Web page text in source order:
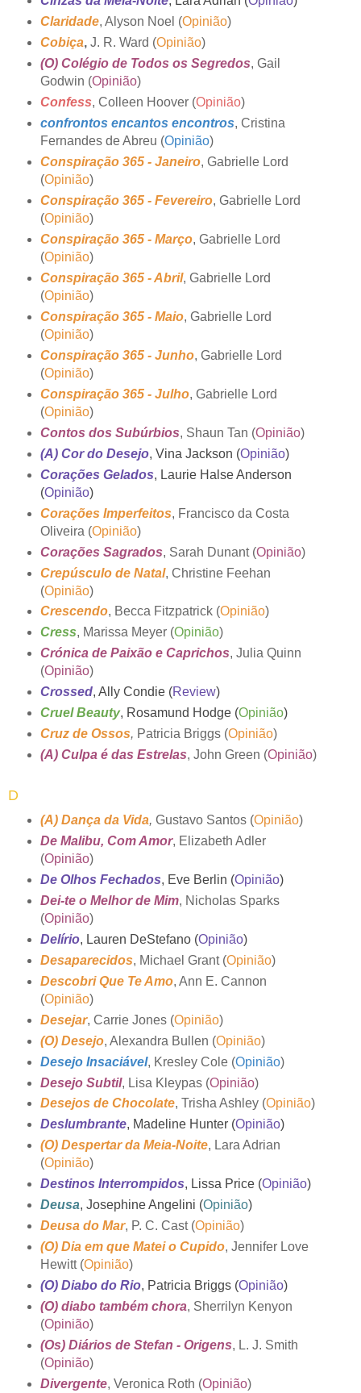
Claridade, Alyson Noel (Opinião)
Cobiça,J. R. Ward (Opinião)
(O) Colégio de Todos os Segredos, Gail
Godwin (Opinião)
Confess, Colleen Hoover (Opinião)
confrontos encantos encontros, Cristina
Fernandes de Abreu (Opinião)
Conspiração 365 - Janeiro, Gabrielle Lord
(Opinião)
Conspiração 365 - Fevereiro, Gabrielle Lord
(Opinião)
Conspiração 365 - Março, Gabrielle Lord
(Opinião)
Conspiração 365 - Abril, Gabrielle Lord
(Opinião)
Conspiração 365 - Maio, Gabrielle Lord
(Opinião)
Conspiração 365 - Junho, Gabrielle Lord
(Opinião)
Conspiração 365 - Julho, Gabrielle Lord
(Opinião)
Contos dos Subúrbios, Shaun Tan (Opinião)
(A) Cor do Desejo, Vina Jackson (Opinião)
Corações Gelados, Laurie Halse Anderson
(Opinião)
Corações Imperfeitos, Francisco da Costa
Oliveira (Opinião)
Corações Sagrados, Sarah Dunant (Opinião)
Crepúsculo de Natal, Christine Feehan
(Opinião)
Crescendo, Becca Fitzpatrick (Opinião)
Cress, Marissa Meyer (Opinião)
Crónica de Paixão e Caprichos, Julia Quinn
(Opinião)
Crossed, Ally Condie (Review)
Cruel Beauty, Rosamund Hodge (Opinião)
Cruz de Ossos, Patricia Briggs (Opinião)
(A) Culpa é das Estrelas, John Green (Opinião)
D
(A) Dança da Vida, Gustavo Santos (Opinião)
De Malibu, Com Amor, Elizabeth Adler
(Opinião)
De Olhos Fechados, Eve Berlin (Opinião)
Dei-te o Melhor de Mim, Nicholas Sparks
(Opinião)
Delírio, Lauren DeStefano (Opinião)
Desaparecidos, Michael Grant (Opinião)
Descobri Que Te Amo, Ann E. Cannon
(Opinião)
Desejar, Carrie Jones (Opinião)
(O) Desejo, Alexandra Bullen (Opinião)
Desejo Insaciável, Kresley Cole (Opinião)
Desejo Subtil, Lisa Kleypas (Opinião)
Desejos de Chocolate, Trisha Ashley (Opinião)
Deslumbrante, Madeline Hunter (Opinião)
(O) Despertar da Meia-Noite, Lara Adrian
(Opinião)
Destinos Interrompidos, Lissa Price (Opinião)
Deusa, Josephine Angelini (Opinião)
Deusa do Mar, P. C. Cast (Opinião)
(O) Dia em que Matei o Cupido, Jennifer Love
Hewitt (Opinião)
(O) Diabo do Rio, Patricia Briggs (Opinião)
(O) diabo também chora, Sherrilyn Kenyon
(Opinião)
(Os) Diários de Stefan - Origens, L. J. Smith
(Opinião)
Divergente, Veronica Roth (Opinião)